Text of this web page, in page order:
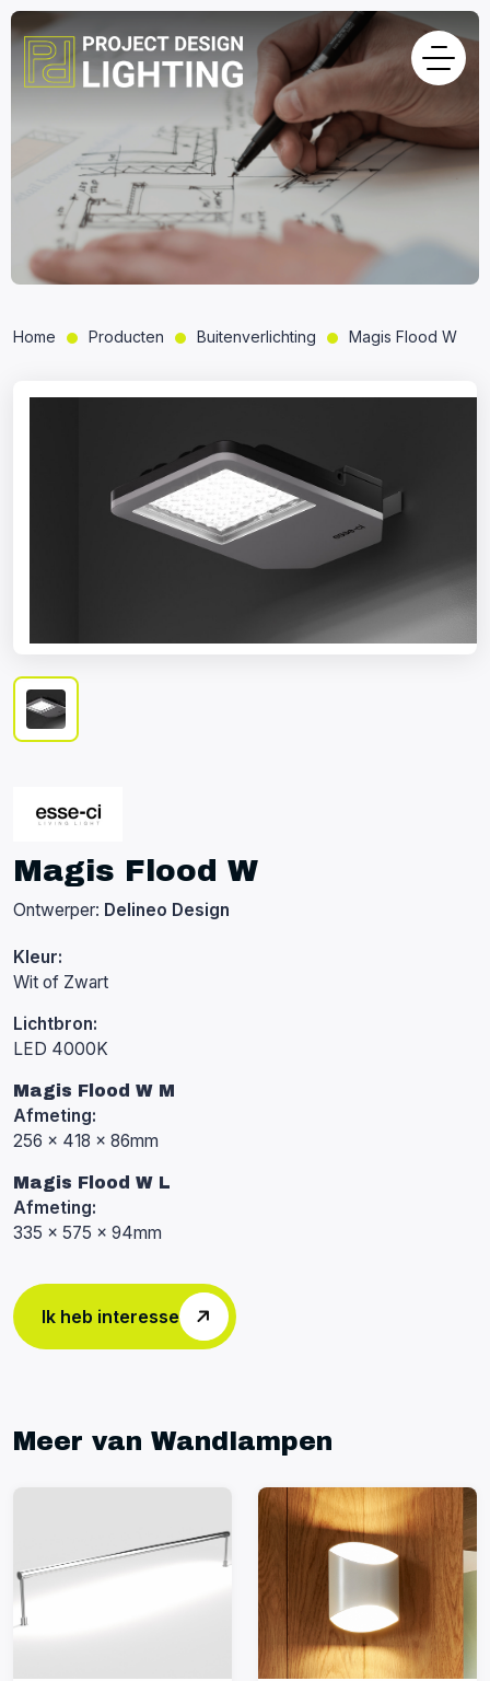
Home Producten Buitenverlichting Magis Flood W
Magis Flood W
Ontwerper: Delineo Design
Kleur:
Wit of Zwart
Lichtbron:
LED 4000K
Magis Flood W M
Afmeting:
256 x 418 x 86mm
Magis Flood W L
Afmeting:
335 x 575 x 94mm
Ik heb interesse
Meer van Wandlampen